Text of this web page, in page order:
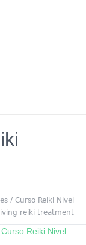
/ Curso Reiki Nivel
reiki treatment
Curso Reiki Nivel